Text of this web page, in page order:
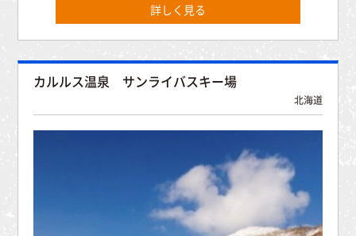
詳しく見る
カルルス温泉 サンライバスキー場
北海道